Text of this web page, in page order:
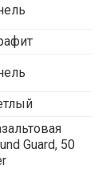
Guard, 50